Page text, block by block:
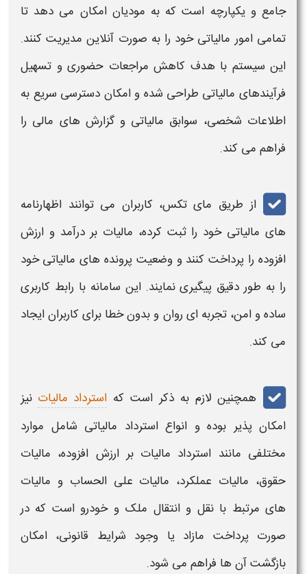
جامع و یکپارچه است که به مودیان امکان می دهد تا
تمامی امور مالیاتیخود را به صورت آنلاین مدیریت کنند.
این سیستم با هدف کاهش مراجعات حضوری و تسهیل
فرآیندهای مالیاتی طراحی شده و امکان دسترسی سریع به
اطلاعات شخصی، سوابق مالیاتی و گزارش های مالی را
فراهم می کند.
از طریق مای تکس، کاربران می توانند اظهارنامه
های مالیاتیخود را ثبت کرده، مالیات بر درآمد و ارزش
افزوده را پرداخت کنند و وضعیت پرونده های مالیاتیخود
را به طور دقیق پیگیری نمایند. این سامانه با رابط کاربری
ساده و امن، تجربه ای روان و بدون خطا برای کاربران ایجاد
می کند.
همچنین لازم به ذکر است که استرداد مالیات نیز
امکان پذیر بوده و انواع استرداد مالیاتی شامل موارد
مختلفی مانند استرداد مالیات بر ارزش افزوده، مالیات
حقوق، مالیات عملکرد، مالیات علی الحساب و مالیات
های مرتبط با نقل و انتقال ملک و خودرو است که در
صورت پرداخت مازاد یا وجود شرایط قانونی، امکان
بازگشت آن ها فراهم می شود.